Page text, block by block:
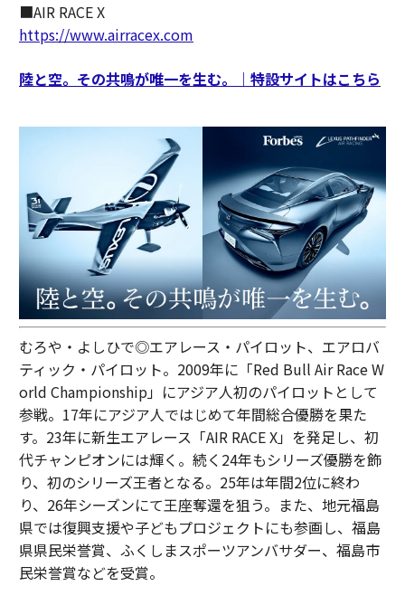
■AIR RACE X
https://www.airracex.com
陸と空。その共鳴が唯一を生む。｜特設サイトはこちら
むろや・よしひで◎エアレース・パイロット、エアロバ
ティック・パイロット。2009年に「Red Bull Air Race W
orld Championship」にアジア人初のパイロットとして
参戦。17年にアジア人ではじめて年間総合優勝を果た
す。23年に新生エアレース「AIR RACE X」を発足し、初
代チャンピオンには輝く。続く24年もシリーズ優勝を飾
り、初のシリーズ王者となる。25年は年間2位に終わ
り、26年シーズンにて王座奪還を狙う。また、地元福島
県では復興支援や子どもプロジェクトにも参画し、福島
県県民栄誉賞、ふくしまスポーツアンバサダー、福島市
民栄誉賞などを受賞。